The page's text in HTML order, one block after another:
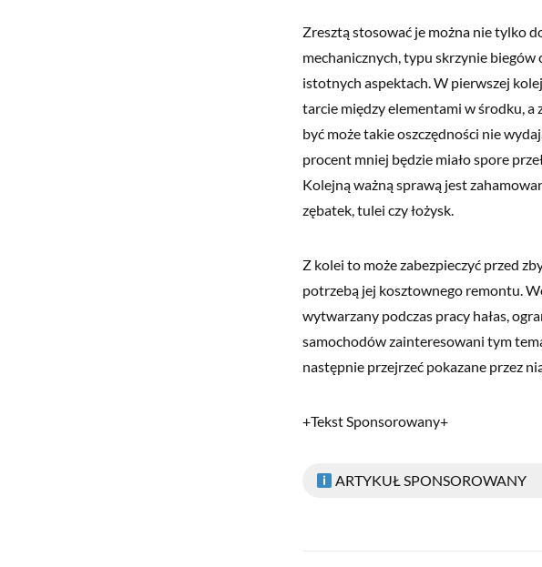
Zresztą stosować je można nie tylko
mechanicznych, typu skrzynie biegów
istotnych aspektach. W pierwszej
tarcie między elementami w środku, a
być może takie oszczędności nie
procent mniej będzie miało spore
Kolejną ważną sprawą jest
zębatek, tulei czy łożysk.
Z kolei to może zabezpieczyć przed
potrzebą jej kosztownego remontu.
wytwarzany podczas pracy hałas,
samochodów zainteresowani tym
następnie przejrzeć pokazane przez
+Tekst Sponsorowany+
ARTYKUŁ SPONSOROWANY